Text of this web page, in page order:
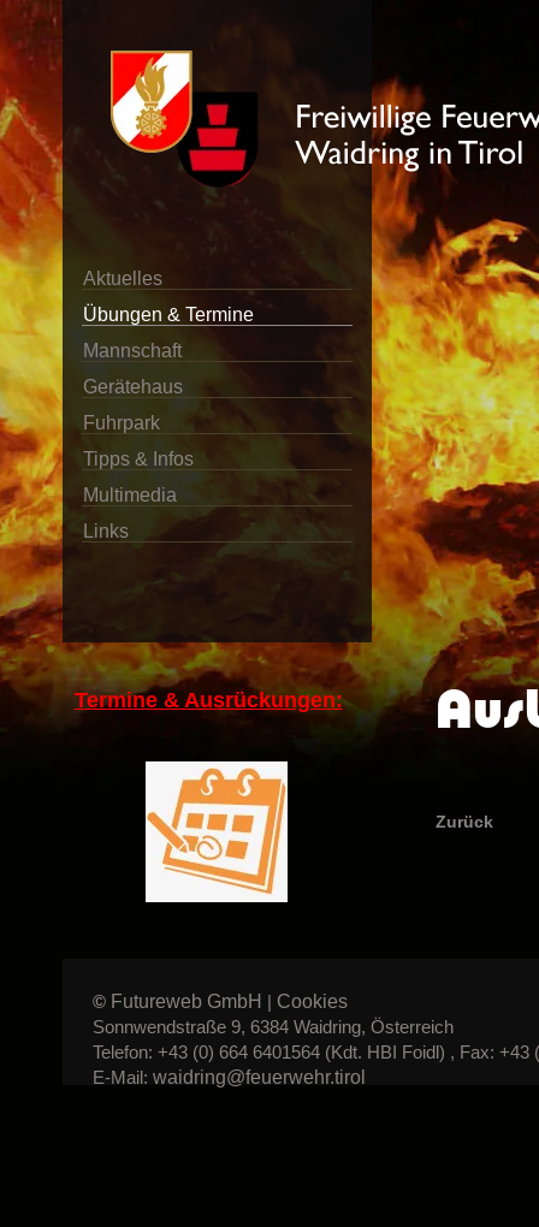
Aktuelles
Übungen & Termine
Mannschaft
Gerätehaus
Fuhrpark
Tipps & Infos
Multimedia
Links
Termine & Ausrückungen:
Zurück
© Futureweb GmbH | Cookies
Sonnwendstraße 9, 6384 Waidring, Österreich
Telefon: +43 (0) 664 6401564 (Kdt. HBI Foidl) , Fax: +43
E-Mail: waidring@feuerwehr.tirol